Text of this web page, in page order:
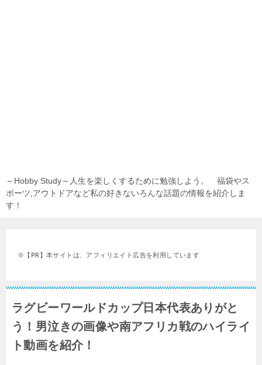
～Hobby Study～人生を楽しくするために勉強しよう。 福袋やス
ポーツ,アウトドアなど私の好きないろんな話題の情報を紹介しま
す！
※【PR】本サイトは、アフィリエイト広告を利用しています
ラグビーワールドカップ日本代表ありがと
う！男泣きの画像や南アフリカ戦のハイライ
ト動画を紹介！